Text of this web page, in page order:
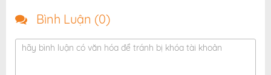
Bình Luận (0)
hãy bình luận có văn hóa để tránh bị khóa tài khoản